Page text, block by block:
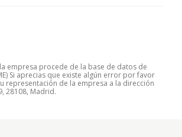
empresa procede de la base de datos de
Si aprecias que existe algún error por favor
representación de la empresa a la dirección
28108, Madrid.